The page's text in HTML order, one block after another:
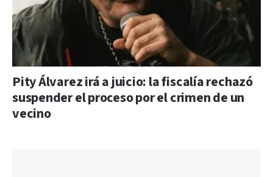
Pity Álvarez irá a juicio: la fiscalía rechazó
suspender el proceso por el crimen de un
vecino